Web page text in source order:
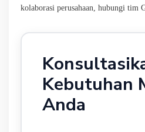
kolaborasi perusahaan, hubungi tim
Kebutuhan
Anda